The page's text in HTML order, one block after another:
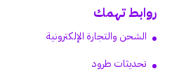
روابط تهمك
الشحن والتجارة الإلكترونية
تحديثات طرود